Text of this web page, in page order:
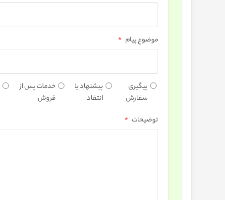
موضوع پیام *
پیگیری
سفارش
پیشنهاد یا
انتقاد
خدمات پس از
فروش
توضیحات *